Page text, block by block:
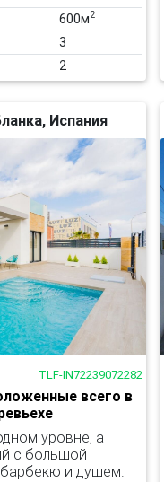
600м2
3
2
Испания
TLF-IN72239072282
всего в
уровне, а
с большой
и душем.